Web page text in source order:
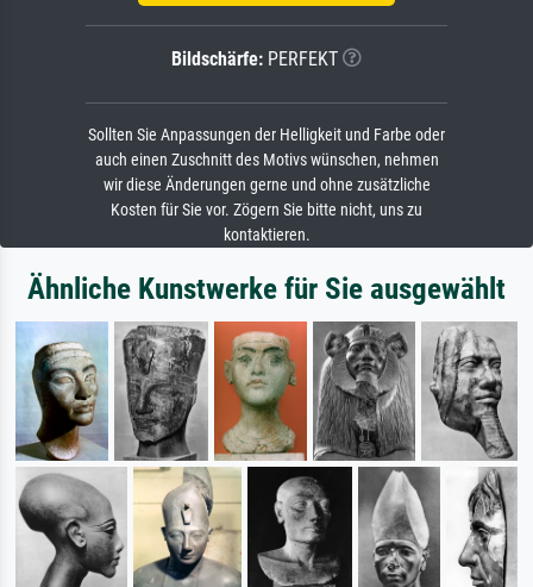
Bildschärfe: PERFEKT
Sollten Sie Anpassungen der Helligkeit und Farbe oder
auch einen Zuschnitt des Motivs wünschen, nehmen
wir diese Änderungen gerne und ohne zusätzliche
Kosten für Sie vor. Zögern Sie bitte nicht, uns zu
kontaktieren.
Ähnliche Kunstwerke für Sie ausgewählt